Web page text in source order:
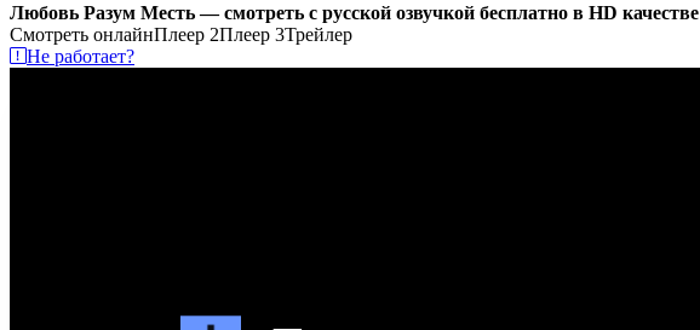
Любовь Разум Месть — смотреть с русской озвучкой бесплатно в HD качестве
Смотреть онлайнПлеер 2Плеер 3Трейлер
Не работает?